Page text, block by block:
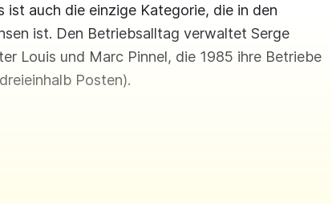
ist auch die einzige Kategorie, die in den
ist. Den Betriebsalltag verwaltet Serge
Louis und Marc Pinnel, die 1985 ihre Betriebe
Posten).